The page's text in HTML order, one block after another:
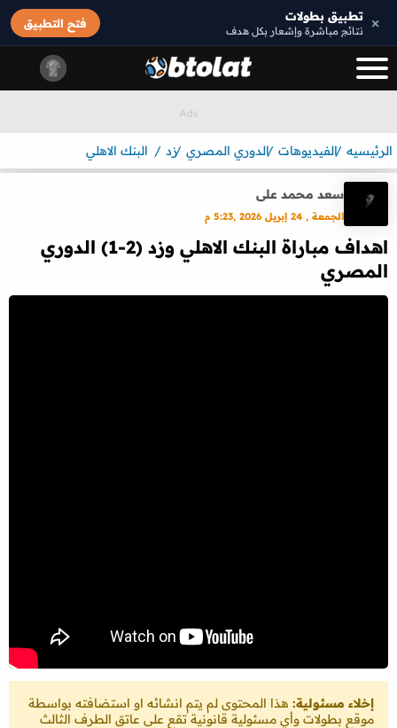
× تطبيق بطولات
نتائج مباشرة وإشعار بكل هدف
فتح التطبيق
الرئيسيه الفيديوهات الدوري المصري زد البنك الاهلي
سعد محمد على
الجمعة , 24 إبريل 2026 ,5:23 م
اهداف مباراة البنك الاهلي وزد (2-1) الدوري
المصري
إخلاء مسئولية: هذا المحتوى لم يتم انشائه او استضافته بواسطة
موقع بطولات وأي مسئولية قانونية تقع على عاتق الطرف الثالث